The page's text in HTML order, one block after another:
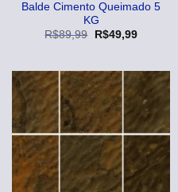
Balde Cimento Queimado 5
KG
R$89,99
O
R$89,99.
R$49,99O
R$49,99.